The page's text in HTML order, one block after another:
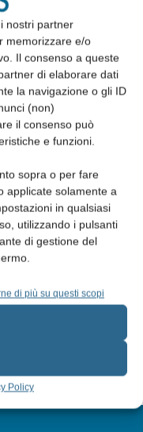
nostri partner
memorizzare e/o
Il consenso a queste
di elaborare dati
la navigazione o gli ID
(non)
il consenso può
e funzioni.
sopra o per fare
applicate solamente a
in qualsiasi
utilizzando i pulsanti
di gestione del
di più su questi scopi
Policy